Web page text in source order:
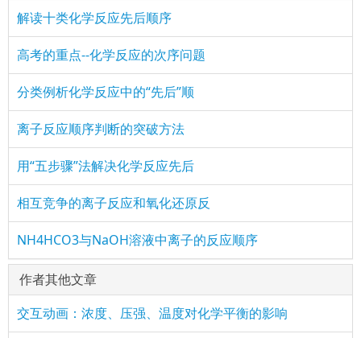
解读十类化学反应先后顺序
高考的重点--化学反应的次序问题
分类例析化学反应中的“先后”顺
离子反应顺序判断的突破方法
用“五步骤”法解决化学反应先后
相互竞争的离子反应和氧化还原反
NH4HCO3与NaOH溶液中离子的反应顺序
作者其他文章
交互动画：浓度、压强、温度对化学平衡的影响